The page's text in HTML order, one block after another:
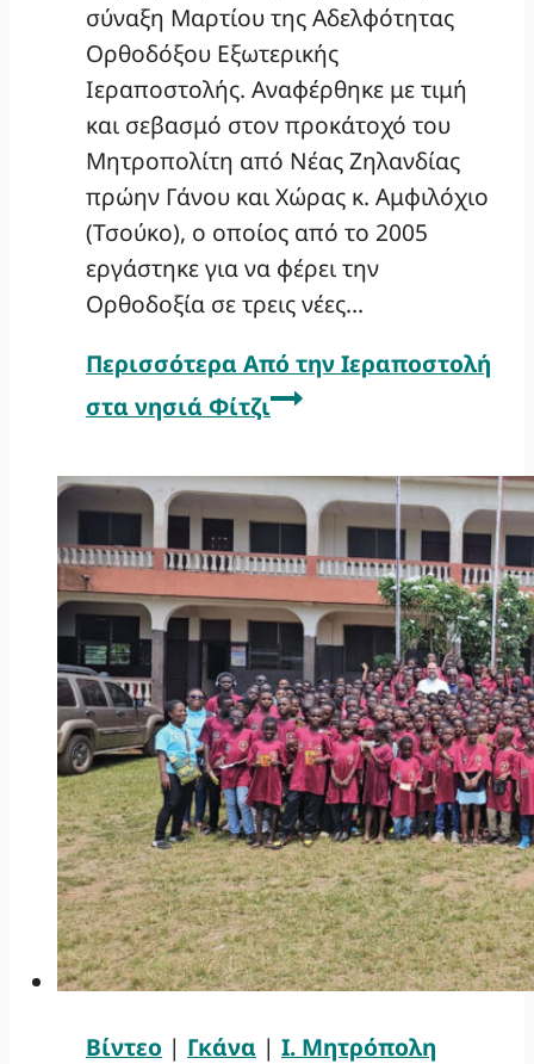
σύναξη Μαρτίου της Αδελφότητας
Ορθοδόξου Εξωτερικής
Ιεραποστολής. Αναφέρθηκε με τιμή
και σεβασμό στον προκάτοχό του
Μητροπολίτη από Νέας Ζηλανδίας
πρώην Γάνου και Χώρας κ. Αμφιλόχιο
(Τσούκο), ο οποίος από το 2005
εργάστηκε για να φέρει την
Ορθοδοξία σε τρεις νέες…
Περισσότερα Από την Ιεραποστολή
στα νησιά Φίτζι
Βίντεο | Γκάνα | Ι. Μητρόπολη